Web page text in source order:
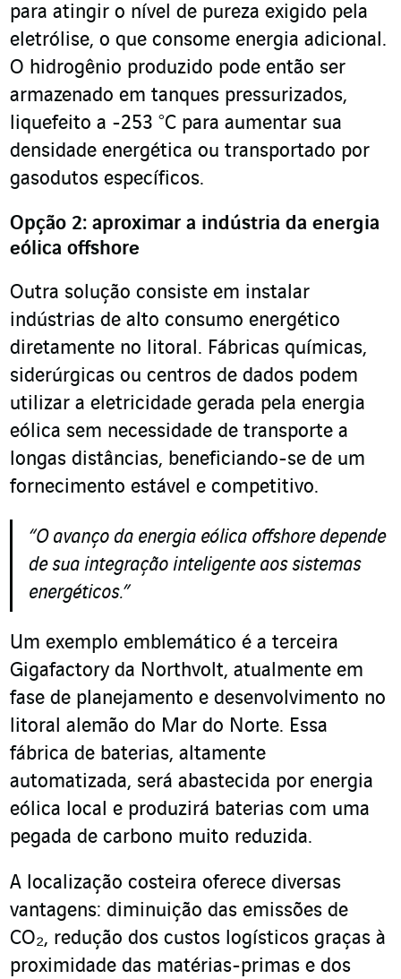
para atingir o nível de pureza exigido pela
eletrólise, o que consome energia adicional.
O hidrogênio produzido pode então ser
armazenado em tanques pressurizados,
liquefeito a -253 °C para aumentar sua
densidade energética ou transportado por
gasodutos específicos.
Opção 2: aproximar a indústria da energia
eólica offshore
Outra solução consiste em instalar
indústrias de alto consumo energético
diretamente no litoral. Fábricas químicas,
siderúrgicas ou centros de dados podem
utilizar a eletricidade gerada pela energia
eólica sem necessidade de transporte a
longas distâncias, beneficiando-se de um
fornecimento estável e competitivo.
“O avanço da energia eólica offshore depende
de sua integração inteligente aos sistemas
energéticos.”
Um exemplo emblemático é a terceira
Gigafactory da Northvolt, atualmente em
fase de planejamento e desenvolvimento no
litoral alemão do Mar do Norte. Essa
fábrica de baterias, altamente
automatizada, será abastecida por energia
eólica local e produzirá baterias com uma
pegada de carbono muito reduzida.
A localização costeira oferece diversas
vantagens: diminuição das emissões de
CO₂, redução dos custos logísticos graças à
proximidade das matérias-primas e dos